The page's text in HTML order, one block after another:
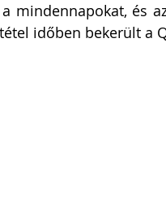
mindennapokat, és
időben bekerült a